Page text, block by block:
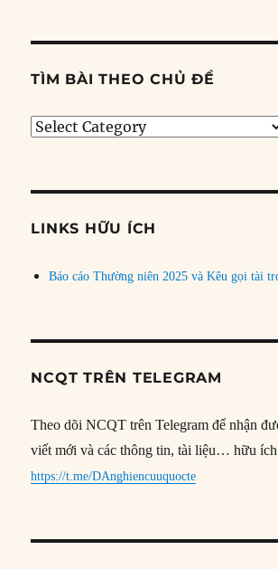
TÌM BÀI THEO CHỦ ĐỀ
Tìm
đề
LINKS HỮU ÍCH
Báo cáo Thường niên 2025 và Kêu gọi tài
NCQT TRÊN TELEGRAM
Theo dõi NCQT trên Telegram để nhận
viết mới và các thông tin, tài liệu… hữu ích
https://t.me/DAnghiencuuquocte